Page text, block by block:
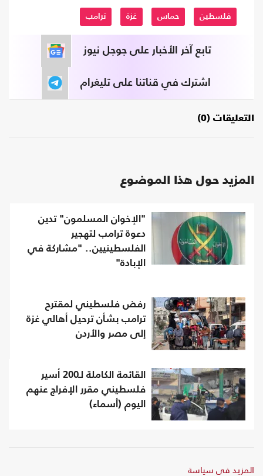
فلسطين حماس غزة ترامب
تابع آخر الأخبار على جوجل نيوز
اشترك في قناتنا على تليغرام
التعليقات (0)
المزيد حول هذا الموضوع
"الإخوان المسلمون" تدين
دعوة ترامب لتهجير
الفلسطينيين.. "مشاركة في
الإبادة"
رفض فلسطيني لمقترح
ترامب بشأن ترحيل أهالي غزة
إلى مصر والأردن
القائمة الكاملة لـ200 أسير
فلسطيني مقرر الإفراج عنهم
اليوم (أسماء)
المزيد في سياسة